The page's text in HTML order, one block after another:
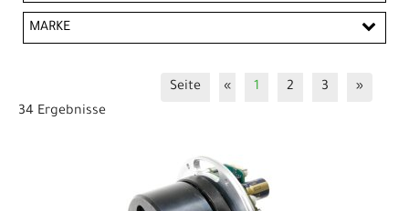
MARKE
Seite « 1 2 3
»
34 Ergebnisse